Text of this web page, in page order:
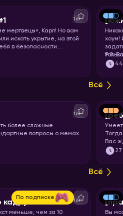
16+
мертвецы», Карл! Но вам
искать укрытие, на этой
в безопасности.
сериала, так что
хоум!
P.S.
44
Всё
16+
более сложные
вопросы о мемах.
Вас
27
Всё
По подписке
кадру 16+
меньше, чем за 10
Вы